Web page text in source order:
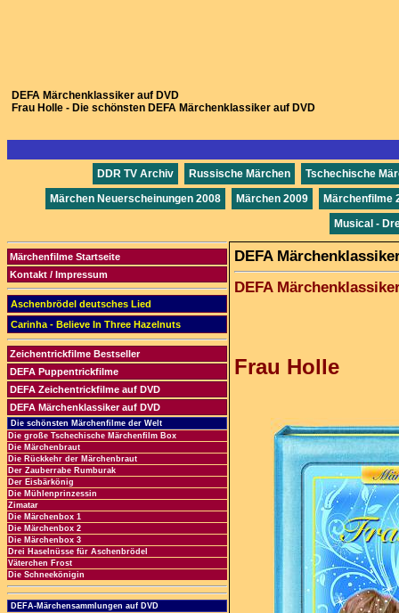
DEFA Märchenklassiker auf DVD
Frau Holle - Die schönsten DEFA Märchenklassiker auf DVD
DDR TV Archiv Russische Märchen
Tschechische
Märchen Neuerscheinungen 2008
Märchen 2009
Märchenfilme
Musical -
Märchenfilme Startseite
Kontakt / Impressum
Aschenbrödel deutsches Lied
Carinha - Believe In Three Hazelnuts
Zeichentrickfilme Bestseller
DEFA Puppentrickfilme
DEFA Zeichentrickfilme auf DVD
DEFA Märchenklassiker auf DVD
Die schönsten Märchenfilme der Welt
Die große Tschechische Märchenfilm Box
Die Märchenbraut
Die Rückkehr der Märchenbraut
Der Zauberrabe Rumburak
Der Eisbärkönig
Die Mühlenprinzessin
Zimatar
Die Märchenbox 1
Die Märchenbox 2
Die Märchenbox 3
Drei Haselnüsse für Aschenbrödel
Väterchen Frost
Die Schneekönigin
DEFA-Märchensammlungen auf DVD
DEFA
DEFA
Frau Holle